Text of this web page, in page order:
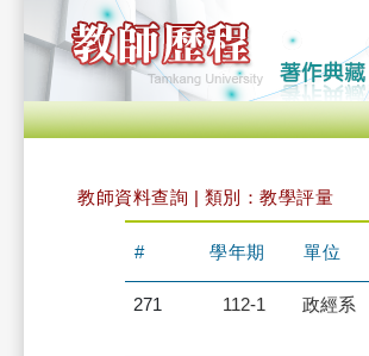
教師資料查詢 | 類別：教學評量
# 學年期 單位
271 112-1 政經系